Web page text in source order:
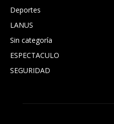
Deportes
LANUS
Sin categoría
ESPECTACULO
SEGURIDAD